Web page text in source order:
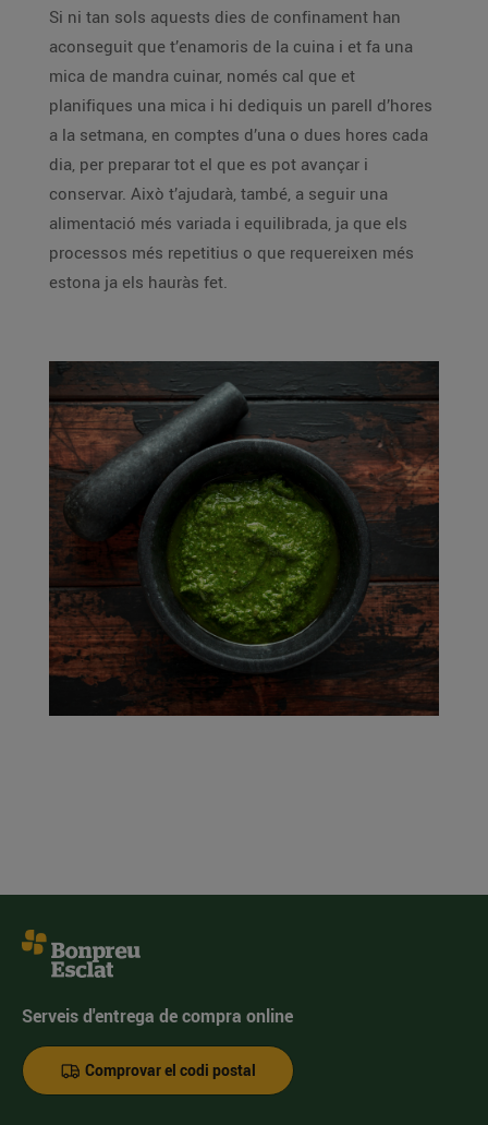
Si ni tan sols aquests dies de confinament han
aconseguit que t’enamoris de la cuina i et fa una
mica de mandra cuinar, només cal que et
planifiques una mica i hi dediquis un parell d’hores
a la setmana, en comptes d’una o dues hores cada
dia, per preparar tot el que es pot avançar i
conservar. Això t’ajudarà, també, a seguir una
alimentació més variada i equilibrada, ja que els
processos més repetitius o que requereixen més
estona ja els hauràs fet.
Serveis d'entrega de compra online
Comprovar el codi postal